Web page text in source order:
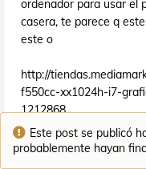
Este post se publicó
probablemente hayan
ordenador para usar el
casera, te parece q
este o
http://
f550cc-xx1024h-i7-
1212868
me podras decir cual